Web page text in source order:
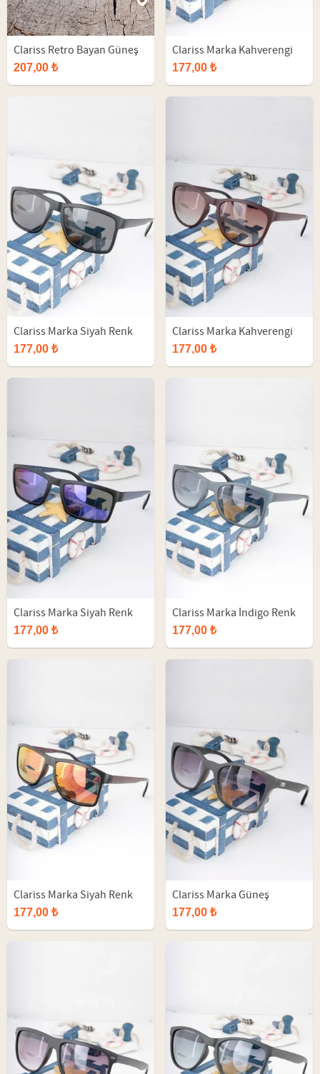
Clariss Retro Bayan Güneş
Gözlüğü
207,00 ₺
Clariss Marka Kahverengi
Çerçeveli Güneş Gözlüğü
177,00 ₺
Clariss Marka Siyah Renk
Çerçeveli Güneş Gözlüğü
177,00 ₺
Clariss Marka Kahverengi
Çerçeveli Güneş Gözlüğü
177,00 ₺
Clariss Marka Siyah Renk
Çerçeveli Güneş Gözlüğü
177,00 ₺
Clariss Marka İndigo Renk
Çerçeveli Güneş Gözlüğü
177,00 ₺
Clariss Marka Siyah Renk
Çerçeveli Güneş Gözlüğü
177,00 ₺
Clariss Marka Güneş
Gözlüğü
177,00 ₺